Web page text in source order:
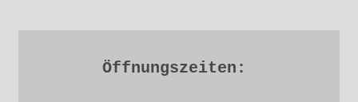
Öffnungszeiten: